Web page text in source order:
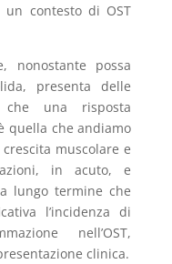
contesto di OST
nonostante possa
presenta delle
che una risposta
quella che andiamo
muscolare e
in acuto, e
lungo termine che
l’incidenza di
nell’OST,
clinica.